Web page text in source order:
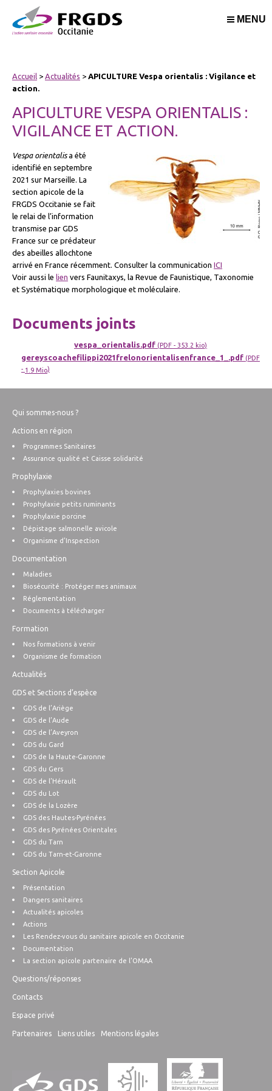
MENU
Accueil > Actualités > APICULTURE Vespa orientalis : Vigilance et
action.
APICULTURE VESPA ORIENTALIS :
VIGILANCE ET ACTION.
Vespa orientalisa été
identifié en septembre
2021 sur Marseille. La
section apicole de la
FRGDS Occitanie se fait
le relai de l’information
transmise par GDS
France sur ce prédateur
des abeilles allochtone
arrivé en France récemment. Consulter la communication ICI
Voir aussi le lien vers Faunitaxys, la Revue de Faunistique, Taxonomie
et Systématique morphologique et moléculaire.
Documents joints
vespa_orientalis.pdf (PDF - 353.2 kio)
gereyscoachefilippi2021frelonorientalisenfrance_1_.pdf (PDF
- 1.9 Mio)
Qui sommes-nous ?
Actions en région
Programmes Sanitaires
Assurance qualité et Caisse solidarité
Prophylaxie
Prophylaxies bovines
Prophylaxie petits ruminants
Prophylaxie porcine
Dépistage salmonelle avicole
Organisme d’Inspection
Documentation
Maladies
Biosécurité : Protéger mes animaux
Réglementation
Documents à télécharger
Formation
Nos formations à venir
Organisme de formation
Actualités
GDS et Sections d’espèce
GDS de l’Ariège
GDS de l’Aude
GDS de l’Aveyron
GDS du Gard
GDS de la Haute-Garonne
GDS du Gers
GDS de l’Hérault
GDS du Lot
GDS de la Lozère
GDS des Hautes-Pyrénées
GDS des Pyrénées Orientales
GDS du Tarn
GDS du Tarn-et-Garonne
Section Apicole
Présentation
Dangers sanitaires
Actualités apicoles
Actions
Les Rendez-vous du sanitaire apicole en Occitanie
Documentation
La section apicole partenaire de l’OMAA
Questions/réponses
Contacts
Espace privé
Partenaires Liens utiles Mentions légales